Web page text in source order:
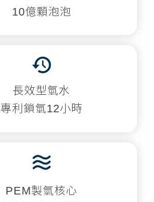
10億顆泡泡
長效型氫水
專利鎖氫12小時
PEM製氫核心